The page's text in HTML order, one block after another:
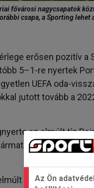
fővárosi nagycsapatok
csapa, a Sporting lehet
erősen pozitív a
5–1-re nyertek
UEFA oda-
jutott tovább a
az elmúlt tíz
az öt kieséses
13 UEFA
Az Ön